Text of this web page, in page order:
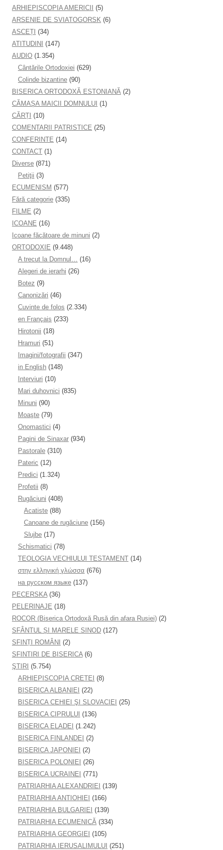
ARHIEPISCOPIA AMERICII
(5)
ARSENIE DE SVIATOGORSK (6)
ASCEȚI (34)
ATITUDINI (147)
AUDIO (1.354)
Cântările Ortodoxiei (629)
Colinde bizantine (90)
BISERICA ORTODOXĂ ESTONIANĂ (2)
CĂMAȘA MAICII DOMNULUI (1)
CĂRȚI (10)
COMENTARII PATRISTICE (25)
CONFERINTE (14)
CONTACT (1)
Diverse (871)
Petiţii (3)
ECUMENISM (577)
Fără categorie (335)
FILME (2)
ICOANE (16)
Icoane făcătoare de minuni (2)
ORTODOXIE (9.448)
A trecut la Domnul… (16)
Alegeri de ierarhi (26)
Botez (9)
Canonizări (46)
Cuvinte de folos (2.334)
en Français (233)
Hirotonii (18)
Hramuri (51)
Imagini/fotografii (347)
in English (148)
Interviuri (10)
Mari duhovnici (835)
Minuni (90)
Moaşte (79)
Onomastici (4)
Pagini de Sinaxar (934)
Pastorale (310)
Pateric (12)
Predici (1.324)
Profetii (8)
Rugăciuni (408)
Acatiste (88)
Canoane de rugăciune (156)
Slujbe (17)
Schismatici (78)
TEOLOGIA VECHIULUI TESTAMENT (14)
στην ελληνική γλώσσα (676)
на русском языке (137)
PECERSKA(36)
PELERINAJE (18)
ROCOR (Biserica Ortodoxă Rusă din afara Rusiei) (2)
SFÂNTUL ȘI MARELE SINOD (127)
SFINȚI ROMÂNI (2)
SFINTIRI DE BISERICA(6)
ŞTIRI (5.754)
ARHIEPISCOPIA CRETEI (8)
BISERICA ALBANIEI (22)
BISERICA CEHIEI ŞI SLOVACIEI (25)
BISERICA CIPRULUI (136)
BISERICA ELADEI (1.242)
BISERICA FINLANDEI (2)
BISERICA JAPONIEI (2)
BISERICA POLONIEI (26)
BISERICA UCRAINEI (771)
PATRIARHIA ALEXANDRIEI (139)
PATRIARHIA ANTIOHIEI (166)
PATRIARHIA BULGARIEI (139)
PATRIARHIA ECUMENICĂ (334)
PATRIARHIA GEORGIEI (105)
PATRIARHIA IERUSALIMULUI (251)